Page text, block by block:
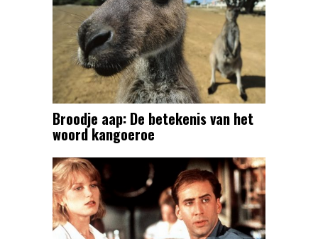
Broodje aap: De betekenis van het
woord kangoeroe